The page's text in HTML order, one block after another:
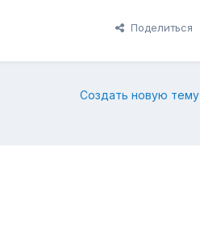
Поделиться
Создать новую тему